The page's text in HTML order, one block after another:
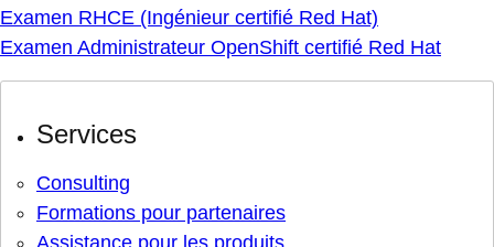
Examen RHCE (Ingénieur certifié Red Hat)
Examen Administrateur OpenShift certifié Red Hat
Services
Consulting
Formations pour partenaires
Assistance pour les produits